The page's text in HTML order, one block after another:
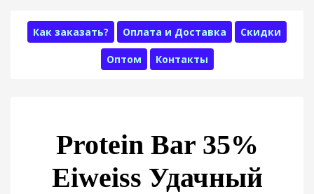
Как заказать? Оплата и Доставка Скидки
Оптом Контакты
Protein Bar 35%
Eiweiss Удачный